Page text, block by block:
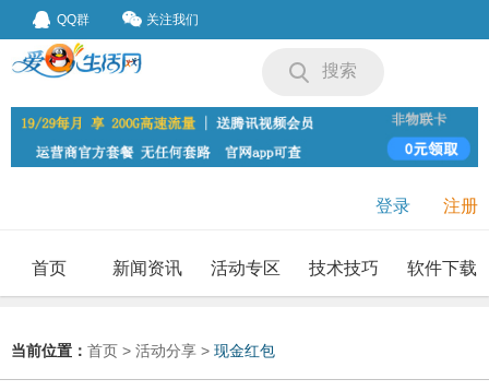
QQ群 关注我们
搜索
登录 注册
首页 新闻资讯 活动专区 技术技巧 软件下载
当前位置： 首页 > 活动分享 > 现金红包